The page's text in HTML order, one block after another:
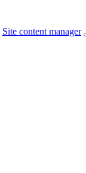
Site content manager